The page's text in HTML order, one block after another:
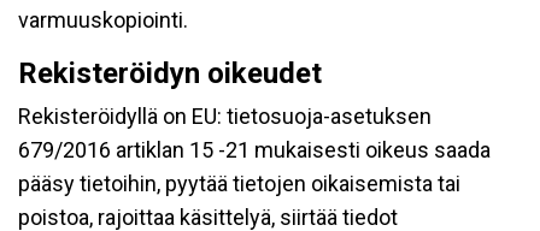
varmuuskopiointi.
Rekisteröidyn oikeudet
Rekisteröidyllä on EU: tietosuoja-asetuksen
679/2016 artiklan 15 -21 mukaisesti oikeus saada
pääsy tietoihin, pyytää tietojen oikaisemista tai
poistoa, rajoittaa käsittelyä, siirtää tiedot